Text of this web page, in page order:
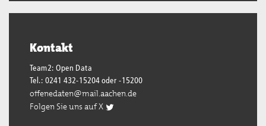
Kontakt
Team2: Open Data
Tel.: 0241 432-15204 oder -15200
offenedaten@mail.aachen.de
Folgen Sie uns auf X